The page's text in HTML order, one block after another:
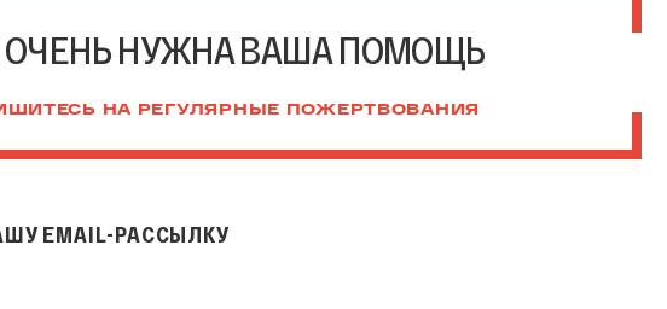
НУЖНА ВАША ПОМОЩЬ
НА РЕГУЛЯРНЫЕ ПОЖЕРТВОВАНИЯ
EMAIL-РАССЫЛКУ